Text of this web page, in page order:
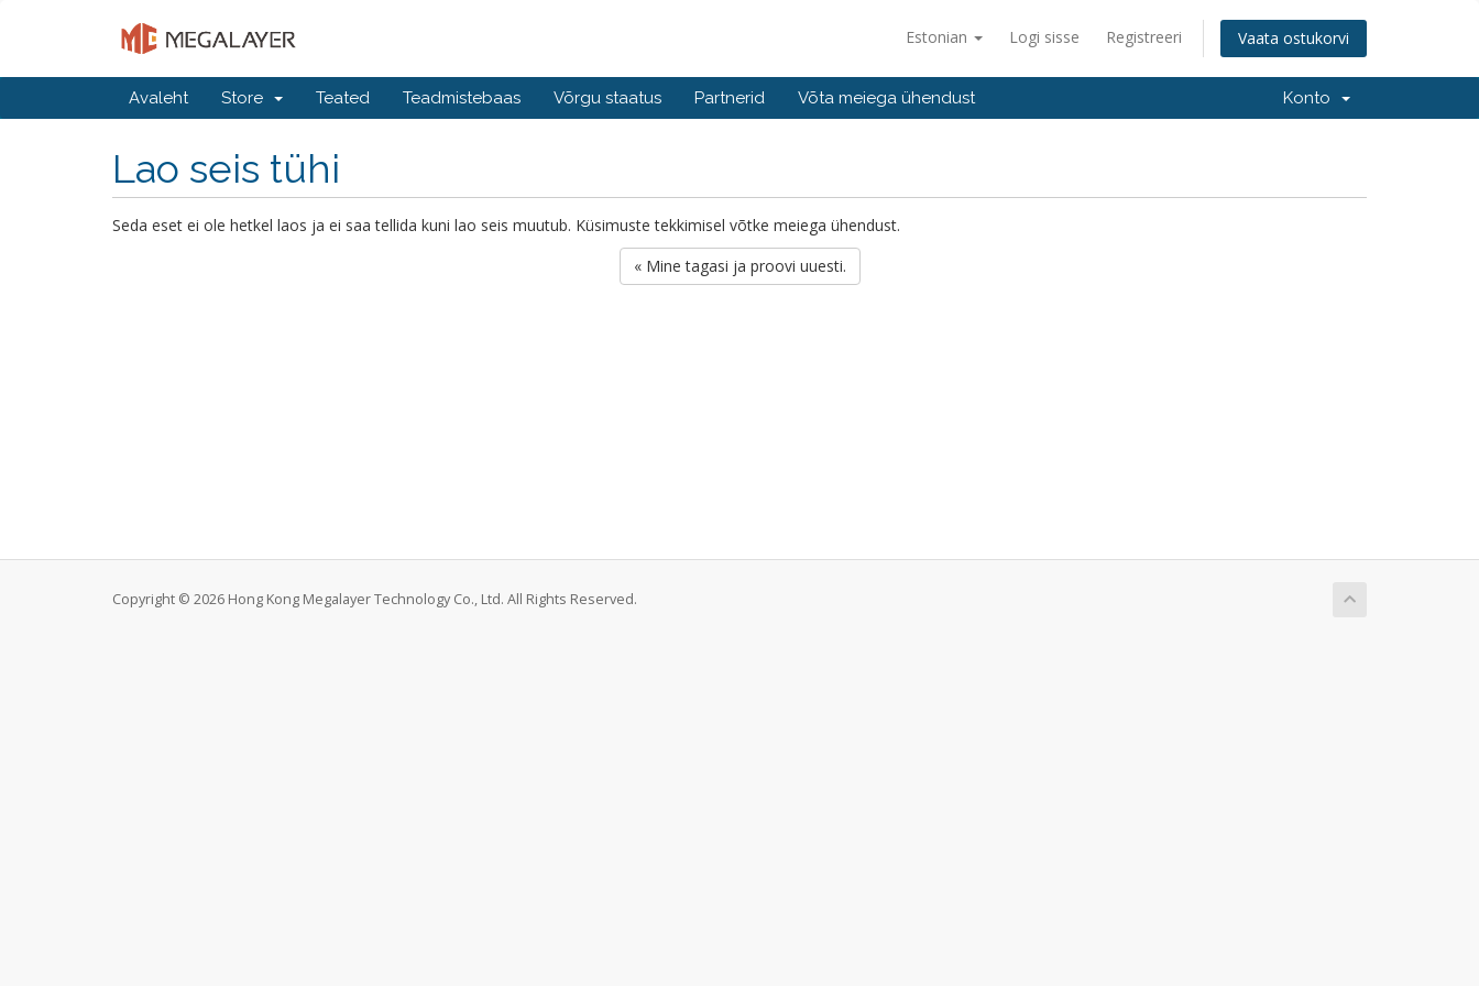
Estonian Logi sisse Registreeri Vaata ostukorvi
Avaleht Store Teated Teadmistebaas Võrgu staatus Partnerid Võta meiega ühendust Konto
Lao seis tühi
Seda eset ei ole hetkel laos ja ei saa tellida kuni lao seis muutub. Küsimuste tekkimisel võtke meiega ühendust.
« Mine tagasi ja proovi uuesti.
Copyright © 2026 Hong Kong Megalayer Technology Co., Ltd. All Rights Reserved.